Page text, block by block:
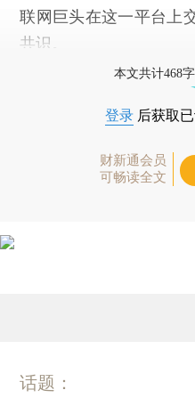
联网巨头在这一平台上
共识。
本文共计468
登录 后获取
财新通会员
可畅读全文
话题：